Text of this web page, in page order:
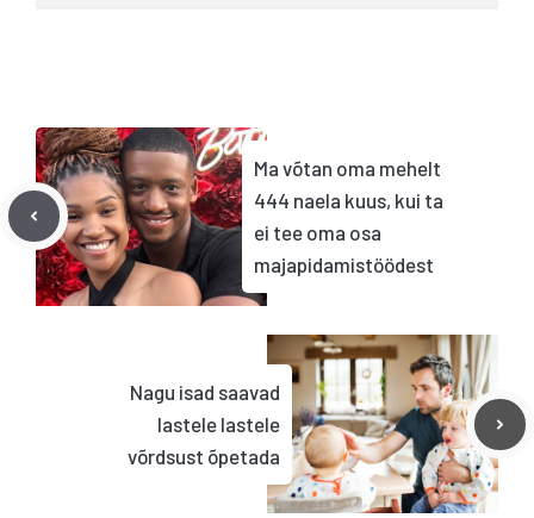
Ma võtan oma mehelt
444 naela kuus, kui ta
ei tee oma osa
majapidamistöödest
Nagu isad saavad
lastele lastele
võrdsust õpetada